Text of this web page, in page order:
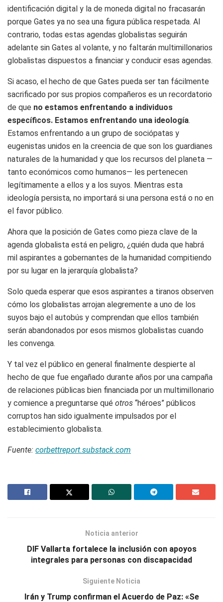
identificación digital y la de moneda digital no fracasarán
porque Gates ya no sea una figura pública respetada. Al
contrario, todas estas agendas globalistas seguirán
adelante sin Gates al volante, y no faltarán multimillonarios
globalistas dispuestos a financiar y conducir esas agendas.
Si acaso, el hecho de que Gates pueda ser tan fácilmente
sacrificado por sus propios compañeros es un recordatorio
de que no estamos enfrentando a individuos
específicos. Estamos enfrentando una ideología.
Estamos enfrentando a un grupo de sociópatas y
eugenistas unidos en la creencia de que son los guardianes
naturales de la humanidad y que los recursos del planeta —
tanto económicos como humanos— les pertenecen
legítimamente a ellos y a los suyos. Mientras esta
ideología persista, no importará si una persona está o no en
el favor público.
Ahora que la posición de Gates como pieza clave de la
agenda globalista está en peligro, ¿quién duda que habrá
mil aspirantes a gobernantes de la humanidad compitiendo
por su lugar en la jerarquía globalista?
Solo queda esperar que esos aspirantes a tiranos observen
cómo los globalistas arrojan alegremente a uno de los
suyos bajo el autobús y comprendan que ellos también
serán abandonados por esos mismos globalistas cuando
les convenga.
Y tal vez el público en general finalmente despierte al
hecho de que fue engañado durante años por una campaña
de relaciones públicas bien financiada por un multimillonario
y comience a preguntarse qué otros “héroes” públicos
corruptos han sido igualmente impulsados por el
establecimiento globalista.
Fuente: corbettreport.substack.com
Noticia anterior
DIF Vallarta fortalece la inclusión con apoyos
integrales para personas con discapacidad
Siguiente Noticia
Irán y Trump confirman el Acuerdo de Paz: «Se